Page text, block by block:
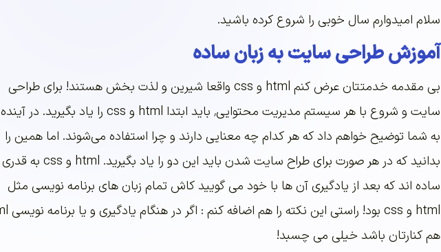
سلام امیدوارم سال خوبی را شروع کرده باشید.
آموزش طراحی سایت به زبان ساده
بی مقدمه خدمتتان عرض کنم html و css واقعا شیرین و لذت بخش هستند! برای طراحی
سایت و شروع با هر سیستم مدیریت محتوایی٬ باید ابتدا html و css را یاد بگیرید. در آینده
به شما توضیح خواهم داد که هر کدام چه معنایی دارند و چرا استفاده می‌شوند. اما همین را
بدانید که در هر صورت برای طراح سایت شدن باید این دو را یاد بگیرید. html و css به قدری
ساده اند که بعد از یادگیری آن ها با خود می گویید کاش تمام زبان های برنامه نویسی مثل
هم کنارتان باشد خیلی می چسبد!